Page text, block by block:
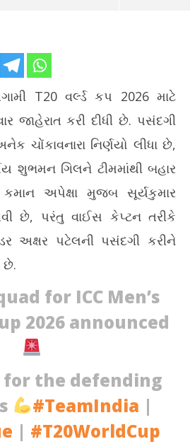
ઈન્ડિયાની જાહેરાત: અક્ષર પટેલને મોટી
T20 વર્લ્ડ કપ 2026 માટે
જાહેરાત કરી દીધી છે. પસંદગી
નિર્ણયો લીધા છે,
શુભમન ગિલને ટીમમાંથી બહાર
કમાન અપેક્ષા મુજબ સૂર્યકુમાર
છે, પરંતુ વાઈસ કેપ્ટન તરીકે
અક્ષર પટેલની પસંદગી કરીને
છે.
for ICC Men’s
2026 announced
for the defending
#TeamIndia |
| #T20WorldCup